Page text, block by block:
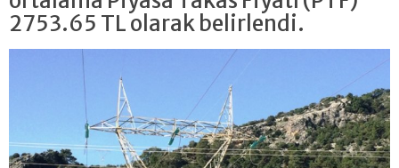
2753.65 TL olarak belirlendi.